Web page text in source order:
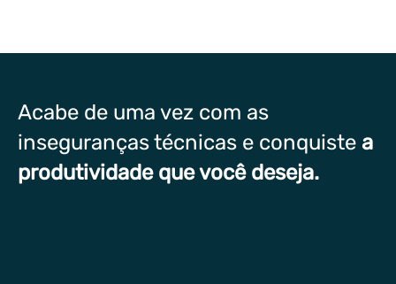
Acabe de uma vez com as
inseguranças técnicas e conquiste a
produtividade que você deseja.